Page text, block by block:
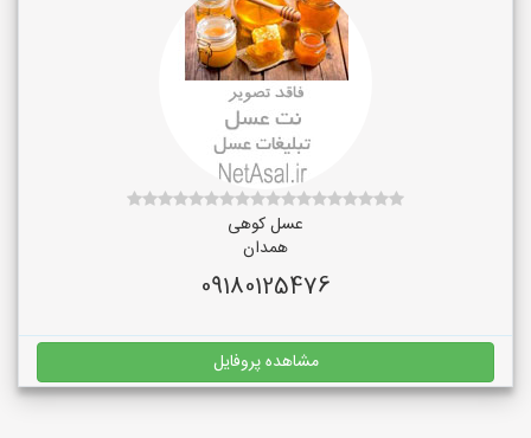
عسل کوهی
همدان
09180125476
مشاهده پروفایل